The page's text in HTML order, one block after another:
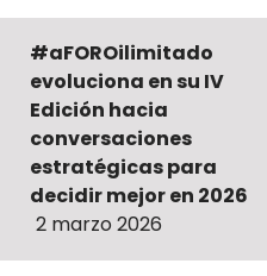
#aFOROilimitado
evoluciona en su IV
Edición hacia
conversaciones
estratégicas para
decidir mejor en 2026
2 marzo 2026